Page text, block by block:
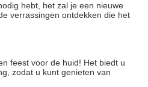
hebt, het zal je een nieuwe
verrassingen ontdekken die het
feest voor de huid! Het biedt u
zodat u kunt genieten van